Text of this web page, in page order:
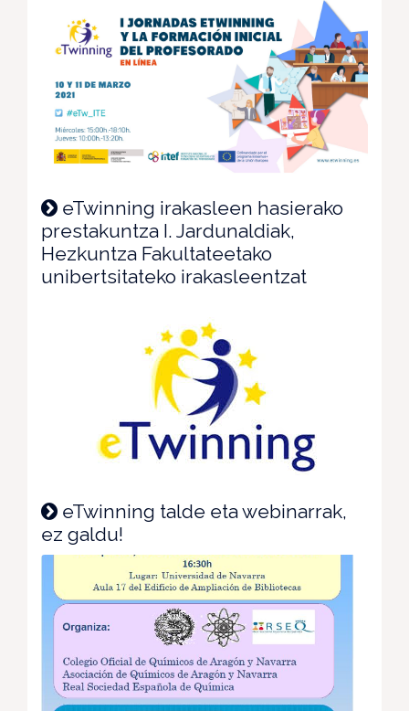
eTwinning irakasleen hasierako
prestakuntza I. Jardunaldiak,
Hezkuntza Fakultateetako
unibertsitateko irakasleentzat
eTwinning talde eta webinarrak,
ez galdu!